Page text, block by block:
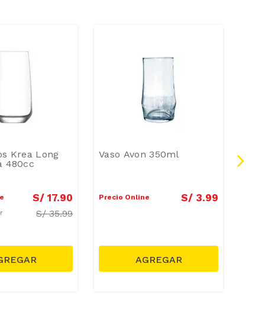
Krea Long
480cc
S/ 17.90
S/35.99
Vaso Avon 350ml
Precio Online S/ 3.99